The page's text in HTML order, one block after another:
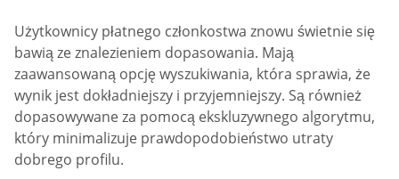
Użytkownicy płatnego członkostwa znowu świetnie się
bawią ze znalezieniem dopasowania. Mają
zaawansowaną opcję wyszukiwania, która sprawia, że
wynik jest dokładniejszy i przyjemniejszy. Są również
dopasowywane za pomocą ekskluzywnego algorytmu,
który minimalizuje prawdopodobieństwo utraty
dobrego profilu.